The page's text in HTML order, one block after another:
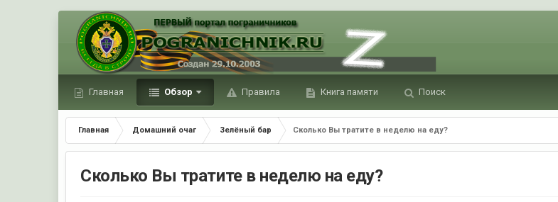
Главная Обзор Правила Книга памяти Поиск
Главная Домашний очаг Зелёный бар Сколько Вы тратите в неделю на еду?
Сколько Вы тратите в неделю на еду?